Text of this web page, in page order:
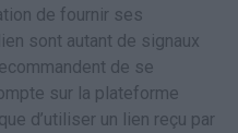
de fournir ses
sont autant de signaux
de se
sur la plateforme
d’utiliser un lien reçu par